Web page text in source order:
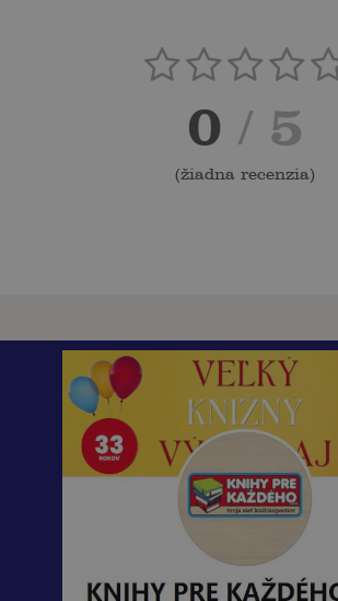
0 / 5
(žiadna recenzia)